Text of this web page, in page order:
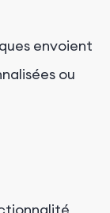
envoient
ou